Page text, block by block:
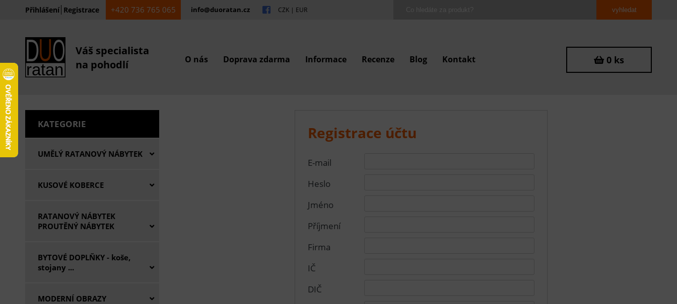
Přihlášení Registrace +420 736 765 065 info@duoratan.cz CZK | EUR
Váš specialista
na pohodlí
O nás Doprava zdarma Informace Recenze Blog Kontakt 0 ks
KATEGORIE
UMĚLÝ RATANOVÝ NÁBYTEK
KUSOVÉ KOBERCE
RATANOVÝ NÁBYTEK
PROUTĚNÝ NÁBYTEK
BYTOVÉ DOPLŇKY - koše,
stojany ...
MODERNÍ OBRAZY
Registrace účtu
E-mail
Heslo
Jméno
Příjmení
Firma
IČ
DIČ